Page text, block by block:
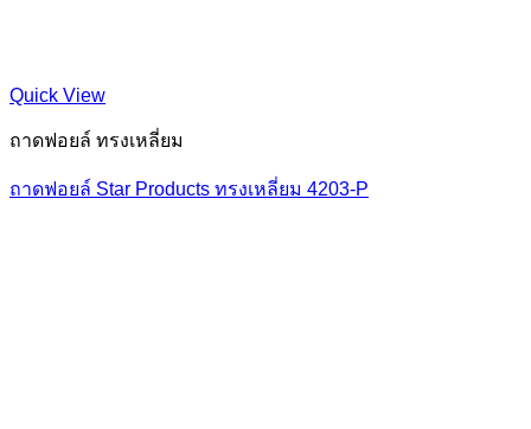
Quick View
ถาดฟอยล์ ทรงเหลี่ยม
ถาดฟอยล์ Star Products ทรงเหลี่ยม 4203-P